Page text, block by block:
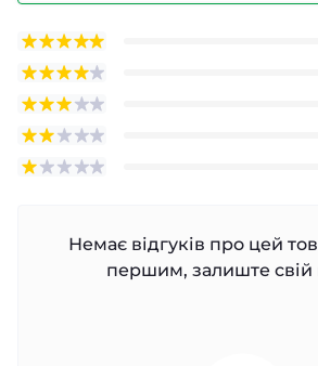
Немає відгуків про цей
першим, залиште свій